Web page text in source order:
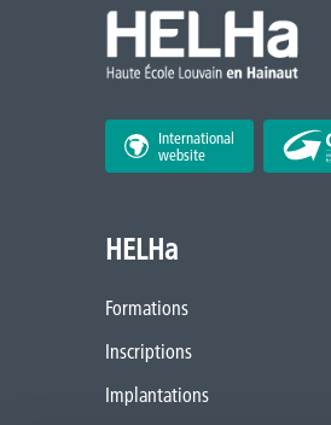
International
website
HELHa
Formations
Inscriptions
Implantations